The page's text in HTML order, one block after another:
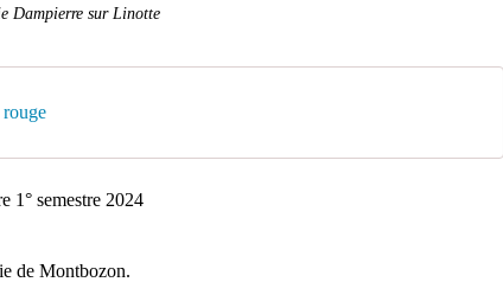
Dampierre sur Linotte
1° semestre 2024
de Montbozon.